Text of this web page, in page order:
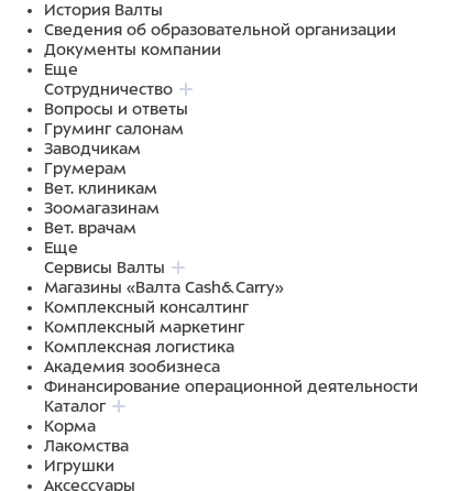
История Валты
Сведения об образовательной организации
Документы компании
Еще
Сотрудничество
Вопросы и ответы
Груминг салонам
Заводчикам
Грумерам
Вет. клиникам
Зоомагазинам
Вет. врачам
Еще
Сервисы Валты
Магазины «Валта Cash&Carry»
Комплексный консалтинг
Комплексный маркетинг
Комплексная логистика
Академия зообизнеса
Финансирование операционной деятельности
Каталог
Корма
Лакомства
Игрушки
Аксессуары